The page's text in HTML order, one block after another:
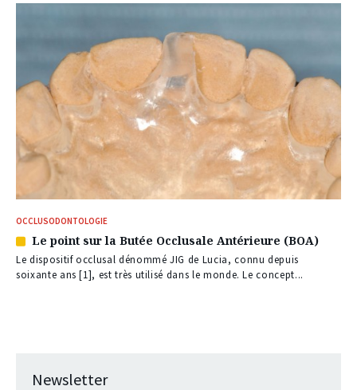
OCCLUSODONTOLOGIE
Article
réservé
à
Le point sur la Butée Occlusale Antérieure (BOA)
Le dispositif occlusal dénommé JIG de Lucia, connu depuis
soixante ans [1], est très utilisé dans le monde. Le concept...
Newsletter